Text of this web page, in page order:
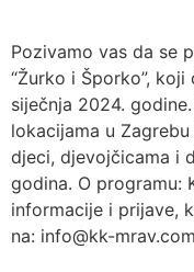
Pozivamo vas da se
“Žurko i Šporko”,
siječnja 2024.
lokacijama u
djeci, djevojčicama i
godina. O programu:
informacije i prijave,
na: info@kk-